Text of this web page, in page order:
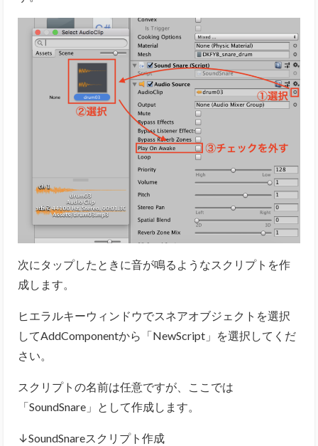
次にタップしたときに音が鳴るようなスクリプトを作
成します。
ヒエラルキーウィンドウでスネアオブジェクトを選択
してAddComponentから「NewScript」を選択してくだ
さい。
スクリプトの名前は任意ですが、ここでは
「SoundSnare」として作成します。
↓SoundSnareスクリプト作成